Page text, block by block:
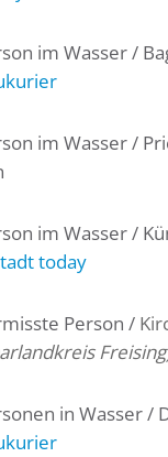
im Wasser /
im Wasser /
im Wasser /
today
Person /
in Wasser /